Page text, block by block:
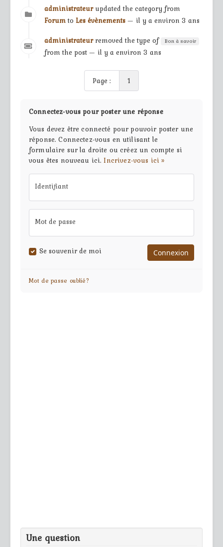
administrateur updated the category from
Forumto Les évènements — il y a environ 3 ans
administrateur removed the type of Bon à savoir
from the post — il y a environ 3 ans
Page : 1
Connectez-vous pour poster une réponse
Vous devez être connecté pour pouvoir poster une
réponse. Connectez-vous en utilisant le
formulaire sur la droite ou créez un compte si
vous êtes nouveau ici.Incrivez-vous ici »
Identifiant
Mot de passe
Se souvenir de moi
Mot de passe oublié?
Une question